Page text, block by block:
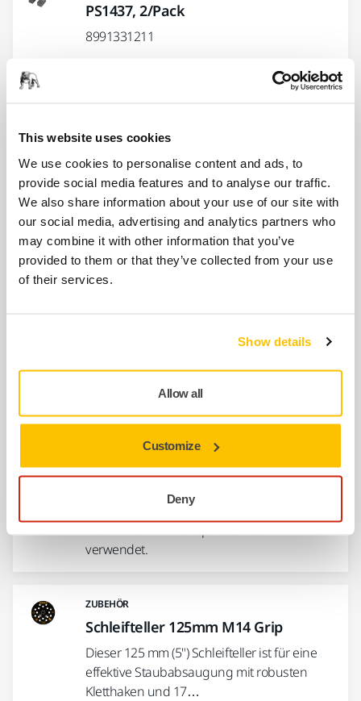
This website uses cookies
We use cookies to personalise content and ads, to
provide social media features and to analyse our traffic.
We also share information about your use of our site with
our social media, advertising and analytics partners who
may combine it with other information that you’ve
provided to them or that they’ve collected from your use
of their services.
Show details
Allow all
Customize
Deny
PS1437, 2/Pack
8991331211
HANDGRIFF SEITL. NO: 43, PS1437
SCHRAUBE NO: 36, PS1437
8991336111
DICHTBUCHSE NO: 54, PS1437
8991354111
Stützteller Ø 150 mm M14-Gewinde. Wird
verwendet.
ZUBEHÖR
Schleifteller 125mm M14 Grip
Dieser 125 mm (5") Schleifteller ist für eine
effektive Staubabsaugung mit robusten
Kletthaken und 17…